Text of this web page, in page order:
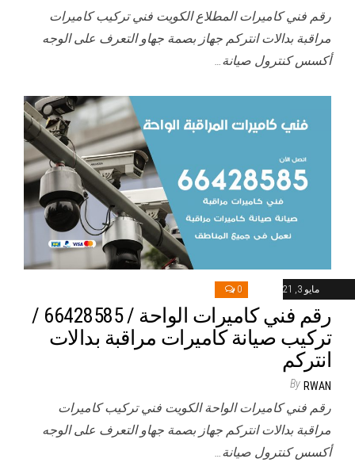
رقم فني كاميرات المطلاع الكويت فني تركيب كاميرات
مراقبة بدالات انتركم جهاز بصمة جهاو التعرف على الوجه
أكسس كنترول صيانة…
مايو 3, 2021 0
رقم فني كاميرات الواحة / 66428585 /
تركيب صيانة كاميرات مراقبة بدالات
انتركم
By RWAN
رقم فني كاميرات الواحة الكويت فني تركيب كاميرات
مراقبة بدالات انتركم جهاز بصمة جهاو التعرف على الوجه
أكسس كنترول صيانة…